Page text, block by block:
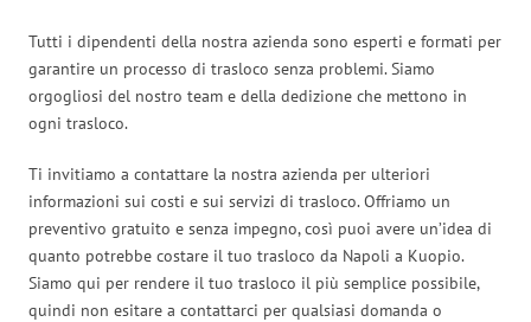
Tutti i dipendenti della nostra azienda sono esperti e formati per
garantire un processo di trasloco senza problemi. Siamo
orgogliosi del nostro team e della dedizione che mettono in
ogni trasloco.
Ti invitiamo a contattare la nostra azienda per ulteriori
informazioni sui costi e sui servizi di trasloco. Offriamo un
preventivo gratuito e senza impegno, così puoi avere un’idea di
quanto potrebbe costare il tuo trasloco da Napoli a Kuopio.
Siamo qui per rendere il tuo trasloco il più semplice possibile,
quindi non esitare a contattarci per qualsiasi domanda o